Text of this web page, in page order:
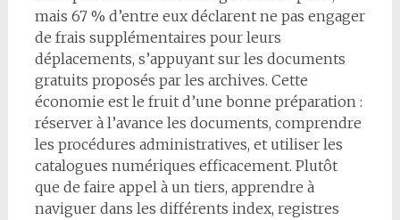
mais 67 % d’entre eux déclarent ne pas engager
de frais supplémentaires pour leurs
déplacements, s’appuyant sur les documents
gratuits proposés par les archives. Cette
économie est le fruit d’une bonne préparation :
réserver à l’avance les documents, comprendre
les procédures administratives, et utiliser les
catalogues numériques efficacement. Plutôt
que de faire appel à un tiers, apprendre à
naviguer dans les différents index, registres